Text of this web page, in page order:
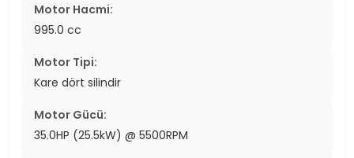
Motor Hacmi:
995.0 cc
Motor Tipi:
Kare dört silindir
Motor Gücü:
35.0HP (25.5kW) @ 5500RPM